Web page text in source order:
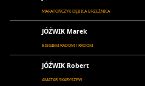
MARATOŃCZYK DĘBICA BRZEŹNICA
JÓŹWIK Marek
BIEGIEM RADOM ! RADOM
JÓŹWIK Robert
AMATAR SKARYSZEW